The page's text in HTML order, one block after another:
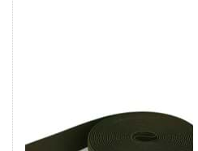
- Farbe: khaki -
25mm breit